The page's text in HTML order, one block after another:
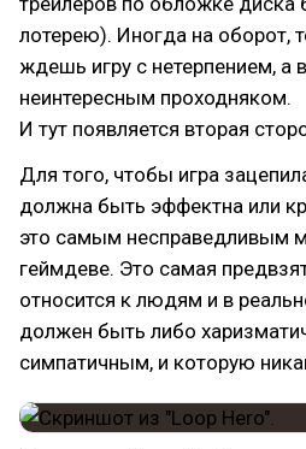
лотерею). Иногда на оборот,
ждешь игру с нетерпением, а
неинтересным проходняком.
И тут появляется вторая
Для того, чтобы игра
должна быть эффектна или
это самым несправедливым
геймдеве. Это самая
относится к людям и в
должен быть либо
симпатичным, и которую